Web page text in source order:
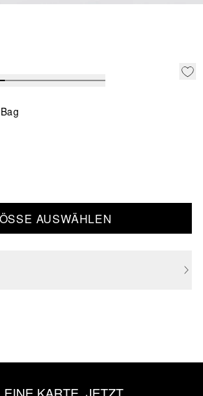
AUSWÄHLEN